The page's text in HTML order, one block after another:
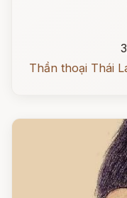
Thần thoại Thái